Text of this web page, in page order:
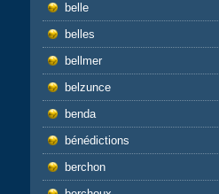
belle
belles
bellmer
belzunce
benda
bénédictions
berchon